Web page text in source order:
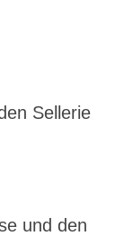
Sellerie
und den